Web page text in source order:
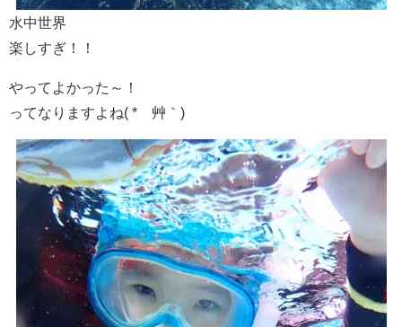
水中世界
楽しすぎ！！
やってよかった～！
ってなりますよね( *´艸｀)